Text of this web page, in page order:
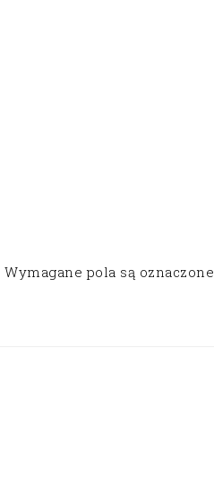
Wymagane pola są oznaczone